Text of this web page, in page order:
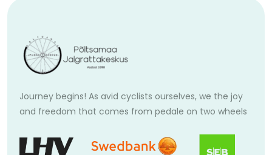
Journey begins! As avid cyclists ourselves, we the joy
and freedom that comes from pedale on two wheels